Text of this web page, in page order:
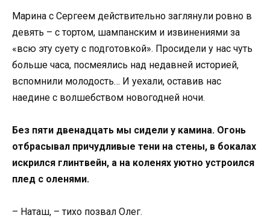
Марина с Сергеем действительно заглянули ровно в
девять – с тортом, шампанским и извинениями за
«всю эту суету с подготовкой». Просидели у нас чуть
больше часа, посмеялись над недавней историей,
вспомнили молодость… И уехали, оставив нас
наедине с волшебством новогодней ночи.
Без пяти двенадцать мы сидели у камина. Огонь
отбрасывал причудливые тени на стены, в бокалах
искрился глинтвейн, а на коленях уютно устроился
плед с оленями.
– Наташ, – тихо позвал Олег.